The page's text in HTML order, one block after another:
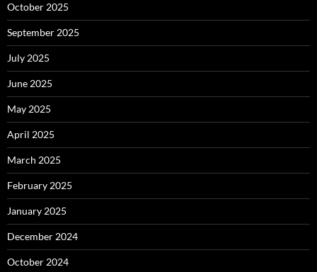
October 2025
September 2025
July 2025
June 2025
May 2025
April 2025
March 2025
February 2025
January 2025
December 2024
October 2024